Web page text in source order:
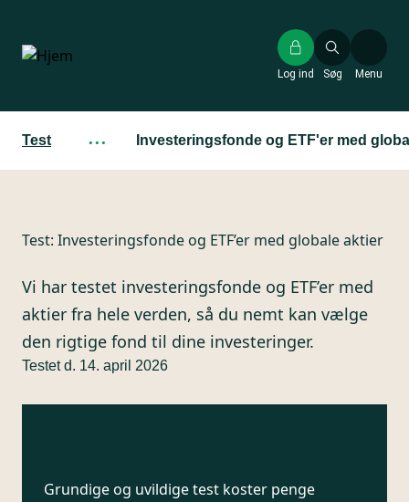
hovedindhold
Søg
Log ind Menu
Test ··· Investeringsfonde og ETF'er med
Test: Investeringsfonde og ETF’er med globale aktier
Vi har testet investeringsfonde og ETF’er med
aktier fra hele verden, så du nemt kan vælge
den rigtige fond til dine investeringer.
Testet d. 14. april 2026
Grundige og uvildige test koster penge